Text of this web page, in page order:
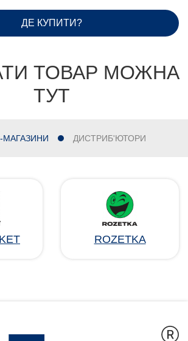
ДЕ КУПИТИ?
ТОВАР МОЖНА
ТУТ
МАГАЗИНИ ДИСТРИБ'ЮТОРИ
ROZETKA